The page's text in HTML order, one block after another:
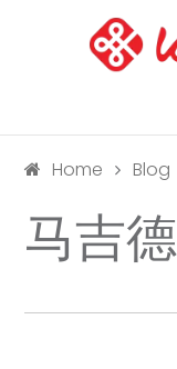
Home Blog
马吉